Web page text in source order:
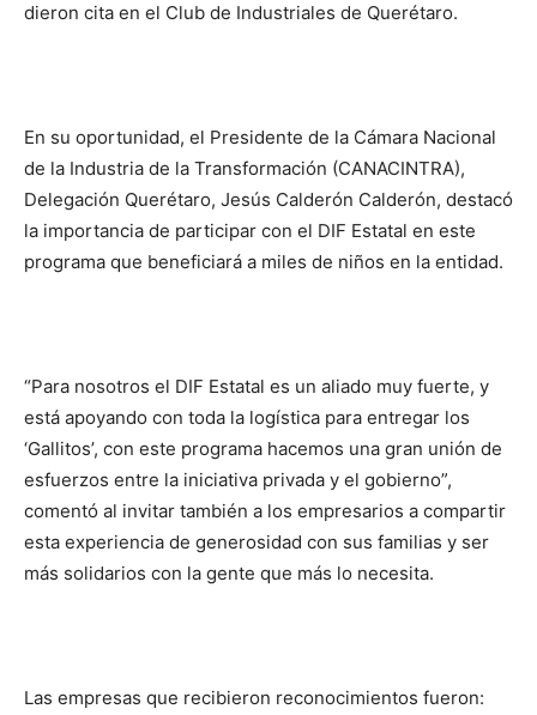
dieron cita en el Club de Industriales de Querétaro.
En su oportunidad, el Presidente de la Cámara Nacional
de la Industria de la Transformación (CANACINTRA),
Delegación Querétaro, Jesús Calderón Calderón, destacó
la importancia de participar con el DIF Estatal en este
programa que beneficiará a miles de niños en la entidad.
“Para nosotros el DIF Estatal es un aliado muy fuerte, y
está apoyando con toda la logística para entregar los
‘Gallitos’, con este programa hacemos una gran unión de
esfuerzos entre la iniciativa privada y el gobierno”,
comentó al invitar también a los empresarios a compartir
esta experiencia de generosidad con sus familias y ser
más solidarios con la gente que más lo necesita.
Las empresas que recibieron reconocimientos fueron: